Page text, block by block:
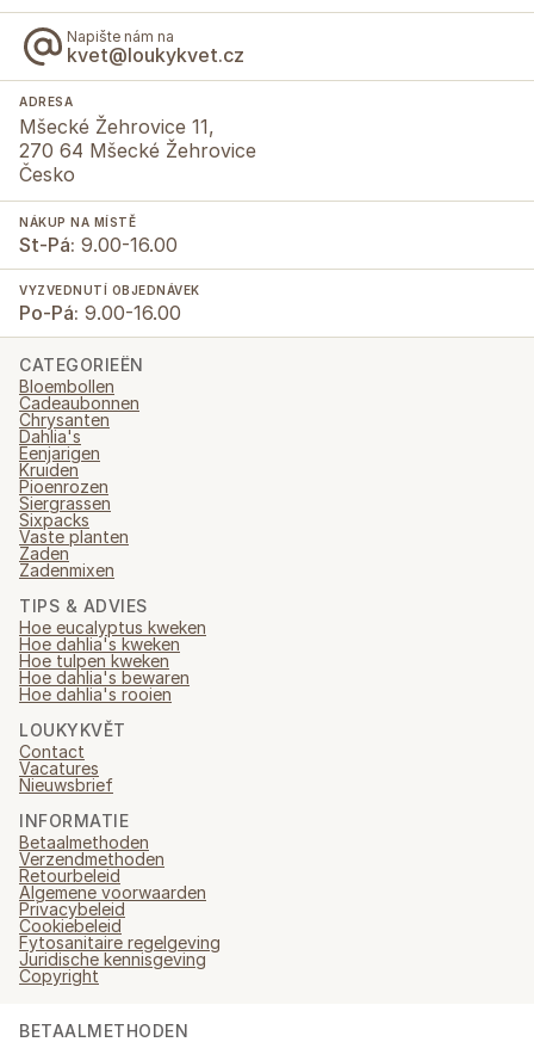
Napište nám na
kvet@loukykvet.cz
ADRESA
Mšecké Žehrovice 11,
270 64 Mšecké Žehrovice
Česko
NÁKUP NA MÍSTĚ
St-Pá: 9.00-16.00
VYZVEDNUTÍ OBJEDNÁVEK
Po-Pá: 9.00-16.00
CATEGORIEËN
Bloembollen
Cadeaubonnen
Chrysanten
Dahlia's
Eenjarigen
Kruiden
Pioenrozen
Siergrassen
Sixpacks
Vaste planten
Zaden
Zadenmixen
TIPS & ADVIES
Hoe eucalyptus kweken
Hoe dahlia's kweken
Hoe tulpen kweken
Hoe dahlia's bewaren
Hoe dahlia's rooien
LOUKYKVĚT
Contact
Vacatures
Nieuwsbrief
INFORMATIE
Betaalmethoden
Verzendmethoden
Retourbeleid
Algemene voorwaarden
Privacybeleid
Cookiebeleid
Fytosanitaire regelgeving
Juridische kennisgeving
Copyright
BETAALMETHODEN